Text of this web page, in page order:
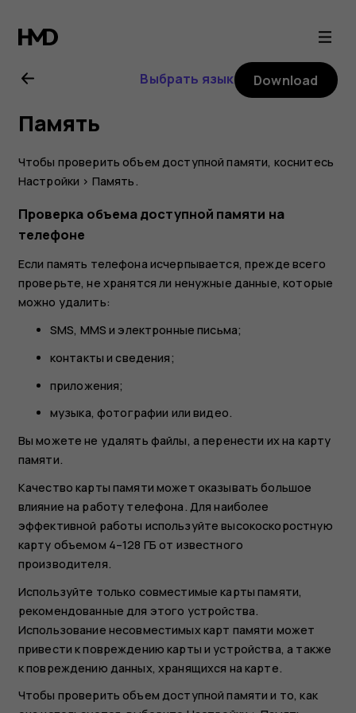
Nokia
4.2
user
guide
Выбрать язык Download
Память
Чтобы проверить объем доступной памяти, коснитесь
Настройки > Память .
Проверка объема доступной памяти на
телефоне
Если память телефона исчерпывается, прежде всего
проверьте, не хранятся ли ненужные данные, которые
можно удалить:
SMS, MMS и электронные письма;
контакты и сведения;
приложения;
музыка, фотографии или видео.
Вы можете не удалять файлы, а перенести их на карту
памяти.
Качество карты памяти может оказывать большое
влияние на работу телефона. Для наиболее
эффективной работы используйте высокоскоростную
карту объемом 4–128 ГБ от известного
производителя.
Используйте только совместимые карты памяти,
рекомендованные для этого устройства.
Использование несовместимых карт памяти может
привести к повреждению карты и устройства, а также
к повреждению данных, хранящихся на карте.
Чтобы проверить объем доступной памяти и то, как